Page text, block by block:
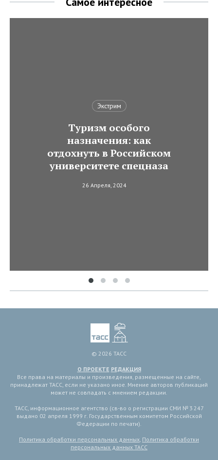
Экстрим
Туризм особого
назначения: как
отдохнуть в Российском
университете спецназа
26 Апреля, 2024
© 2026 ТАСС
О ПРОЕКТЕ РЕДАКЦИЯ
Все права на материалы и произведения, размещенные на сайте,
принадлежат ТАСС, если не указано иное. Мнение авторов публикаций
может не совпадать с мнением редакции.
ТАСС, информационное агентство (св-во о регистрации СМИ № 3 247
выдано 02 апреля 1999 г. Государственным комитетом Российской
Федерации по печати).
Политика обработки персональных данных, Политика обработки
персональных данных ТАСС